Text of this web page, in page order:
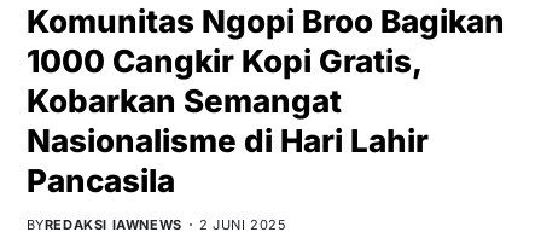
Komunitas Ngopi Broo Bagikan
1000 Cangkir Kopi Gratis,
Kobarkan Semangat
Nasionalisme di Hari Lahir
Pancasila
BYREDAKSI IAWNEWS 2 JUNI 2025